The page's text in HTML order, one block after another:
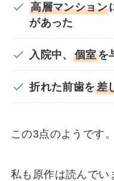
高層マンション
があった
入院中、 個室を
折れた前歯を差
この3点のようです。
私も原作は読んでい